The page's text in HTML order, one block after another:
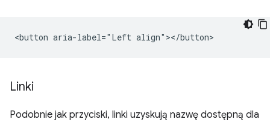
Linki
Podobnie jak przyciski, linki uzyskują nazwę dostępną dla